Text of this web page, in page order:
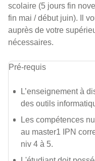
scolaire (5 jours fin
fin mai / début juin). Il
auprès de votre
nécessaires.
Pré-requis
L’enseignement à
des outils
Les compétences
au master1 IPN
niv 4 à 5.